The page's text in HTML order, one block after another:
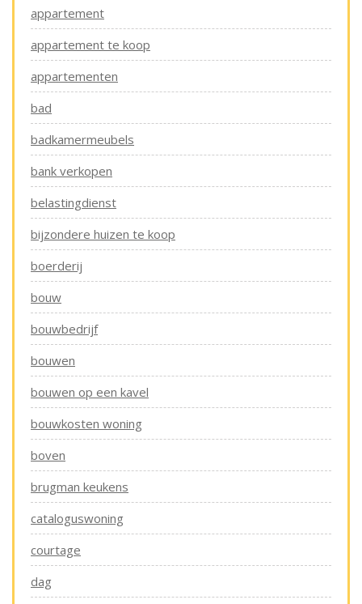
appartement
appartement te koop
appartementen
bad
badkamermeubels
bank verkopen
belastingdienst
bijzondere huizen te koop
boerderij
bouw
bouwbedrijf
bouwen
bouwen op een kavel
bouwkosten woning
boven
brugman keukens
cataloguswoning
courtage
dag